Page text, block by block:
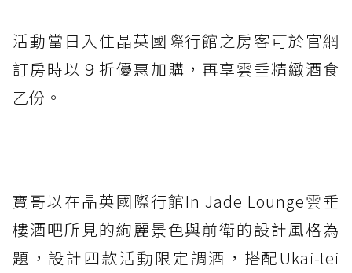
活動當日入住晶英國際行館之房客可於官網
訂房時以９折優惠加購，再享雲垂精緻酒食
乙份。
寶哥以在晶英國際行館In Jade Lounge雲垂
樓酒吧所見的絢麗景色與前衛的設計風格為
題，設計四款活動限定調酒，搭配Ukai-tei